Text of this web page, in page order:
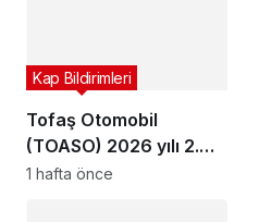
Tofaş Otomobil
(TOASO) 2026 yılı 2.
çeyrek bilançosunu
Kap Bildirimleri
1 hafta önce